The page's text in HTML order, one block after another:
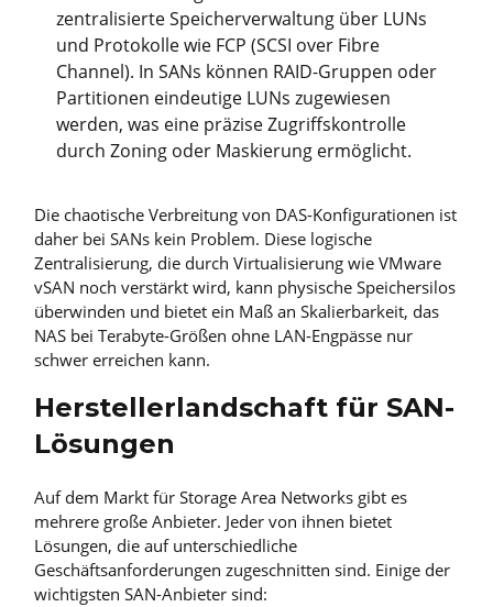
zentralisierte Speicherverwaltung über LUNs
und Protokolle wie FCP (SCSI over Fibre
Channel). In SANs können RAID-Gruppen oder
Partitionen eindeutige LUNs zugewiesen
werden, was eine präzise Zugriffskontrolle
durch Zoning oder Maskierung ermöglicht.
Die chaotische Verbreitung von DAS-Konfigurationen ist
daher bei SANs kein Problem. Diese logische
Zentralisierung, die durch Virtualisierung wie VMware
vSAN noch verstärkt wird, kann physische Speichersilos
überwinden und bietet ein Maß an Skalierbarkeit, das
NAS bei Terabyte-Größen ohne LAN-Engpässe nur
schwer erreichen kann.
Herstellerlandschaft für SAN-
Lösungen
Auf dem Markt für Storage Area Networks gibt es
mehrere große Anbieter. Jeder von ihnen bietet
Lösungen, die auf unterschiedliche
Geschäftsanforderungen zugeschnitten sind. Einige der
wichtigsten SAN-Anbieter sind: